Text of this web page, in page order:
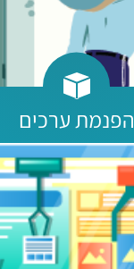
הפנמת ערכים